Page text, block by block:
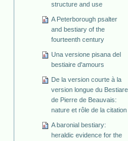
structure and use
A Peterborough psalter
and bestiary of the
fourteenth century
Una versione pisana del
bestiaire d'amours
De la version courte à la
version longue du Bestiare
de Pierre de Beauvais:
nature et rôle de la citation
A baronial bestiary:
heraldic evidence for the